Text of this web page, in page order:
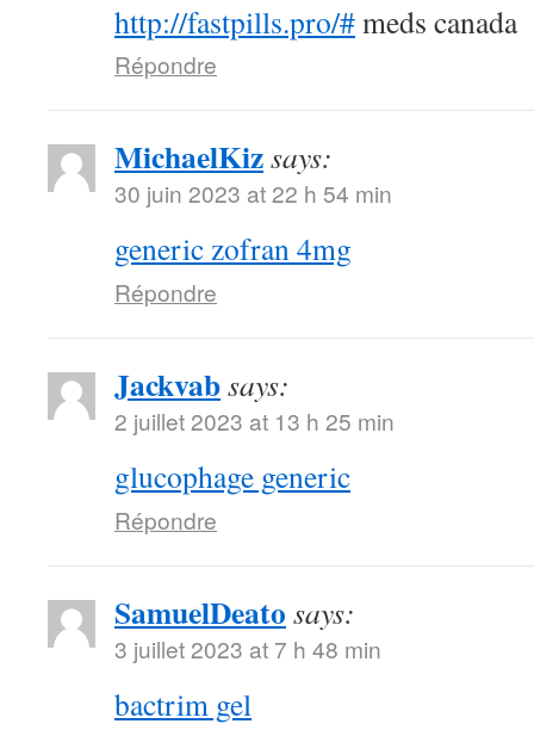
http://fastpills.pro/#meds canada
Répondre
MichaelKizsays:
30 juin 2023 at 22 h 54 min
generic zofran 4mg
Répondre
Jackvabsays:
2 juillet 2023 at 13 h 25 min
glucophage generic
Répondre
SamuelDeato says:
3 juillet 2023 at 7 h 48 min
bactrim gel